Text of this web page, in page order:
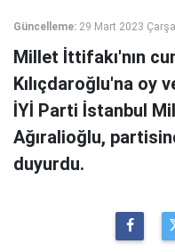
Güncelleme: 29 Mart 2023
Millet İttifakı'nın
Kılıçdaroğlu'na oy
İYİ Parti İstanbul
Ağıralioğlu,
duyurdu.